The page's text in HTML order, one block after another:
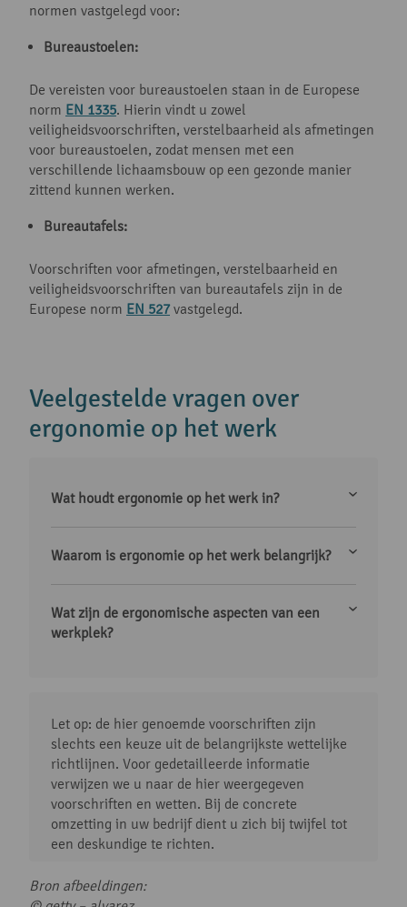
normen vastgelegd voor:
Bureaustoelen:
De vereisten voor bureaustoelen staan in de Europese
norm EN 1335. Hierin vindt u zowel
veiligheidsvoorschriften, verstelbaarheid als afmetingen
voor bureaustoelen, zodat mensen met een
verschillende lichaamsbouw op een gezonde manier
zittend kunnen werken.
Bureautafels:
Voorschriften voor afmetingen, verstelbaarheid en
veiligheidsvoorschriften van bureautafels zijn in de
Europese norm EN 527vastgelegd.
Veelgestelde vragen over
ergonomie op het werk
Wat houdt ergonomie op het werk in?
Waarom is ergonomie op het werk belangrijk?
Wat zijn de ergonomische aspecten van een
werkplek?
Let op: de hier genoemde voorschriften zijn
slechts een keuze uit de belangrijkste wettelijke
richtlijnen. Voor gedetailleerde informatie
verwijzen we u naar de hier weergegeven
voorschriften en wetten. Bij de concrete
omzetting in uw bedrijf dient u zich bij twijfel tot
een deskundige te richten.
Bron afbeeldingen: